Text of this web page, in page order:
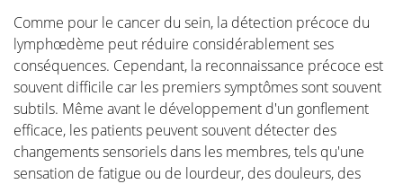
Les Aspects Pratiques
Le future de la reconstruction
mammaire
Autre chirurgie du sein
Comme pour le cancer du sein, la détection précoce du
lymphœdème peut réduire considérablement ses
conséquences. Cependant, la reconnaissance précoce est
souvent difficile car les premiers symptômes sont souvent
subtils. Même avant le développement d'un gonflement
efficace, les patients peuvent souvent détecter des
changements sensoriels dans les membres, tels qu'une
sensation de fatigue ou de lourdeur, des douleurs, des